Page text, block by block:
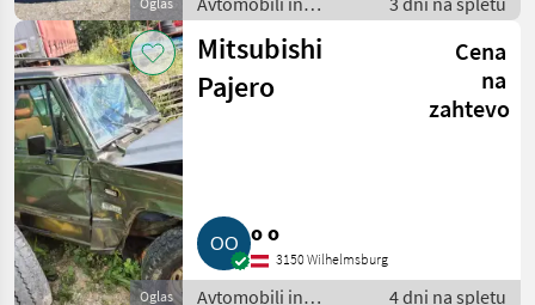
motorna kolesa /
Terensko vozilo -
offroader
Oglas
Mitsubishi
Pajero
Cena
na
zahtevo
o o
3150 Wilhelmsburg
Avtomobili in
4 dni na spletu